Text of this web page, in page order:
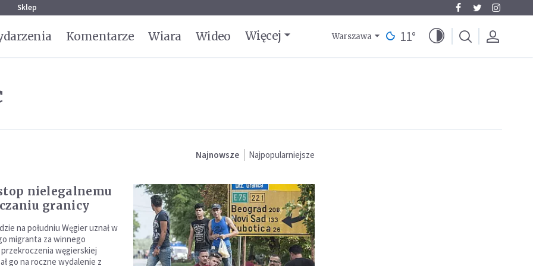
Sklep
Komentarze Wiara Wideo Więcej Warszawa 11°
Najnowsze Najpopularniejsze
nielegalnemu
granicy
na południu Węgier uznał w
migranta za winnego
węgierskiej
go na roczne wydalenie z